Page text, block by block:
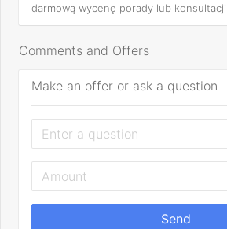
darmową wycenę porady lub konsultacji
Comments and Offers
Make an offer or ask a question
Send